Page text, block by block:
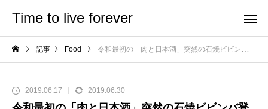
Time to live forever
記事 Food 令和最初の「肉と日本酒」突然の石焼ビビンバ登場に脱帽
2019.06.17 2019.06.30